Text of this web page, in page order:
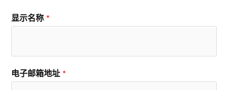
显示名称 *
电子邮箱地址 *